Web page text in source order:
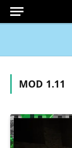
MOD 1.11